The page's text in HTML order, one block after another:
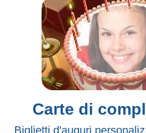
Carte di
Biglietti d'auguri